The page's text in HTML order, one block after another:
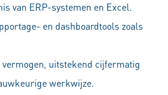
van ERP-systemen en Excel.
en dashboardtools zoals
uitstekend cijfermatig
werkwijze.